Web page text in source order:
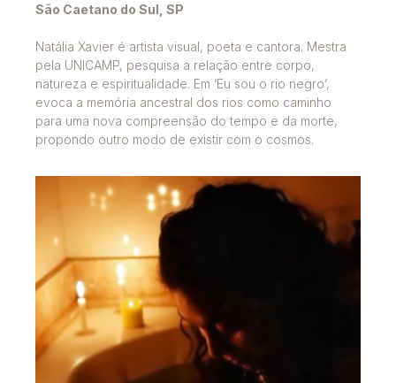
São Caetano do Sul, SP
Natália Xavier é artista visual, poeta e cantora. Mestra
pela UNICAMP, pesquisa a relação entre corpo,
natureza e espiritualidade. Em ‘Eu sou o rio negro’,
evoca a memória ancestral dos rios como caminho
para uma nova compreensão do tempo e da morte,
propondo outro modo de existir com o cosmos.